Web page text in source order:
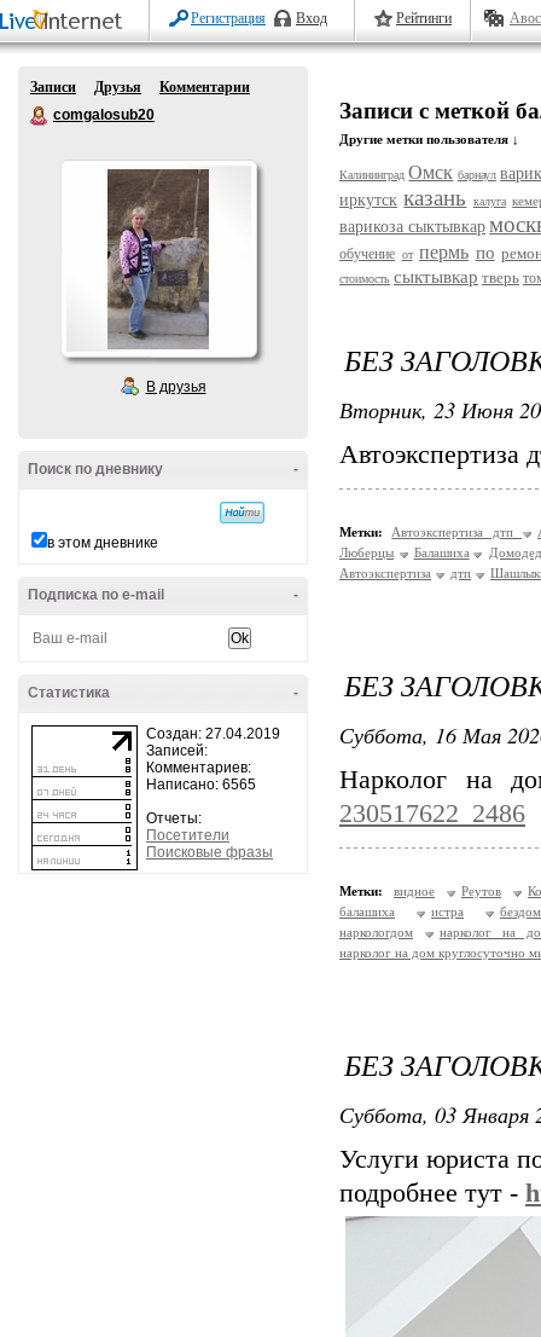
Регистрация Вход Рейтинги
Записи Друзья
Комментарии
comgalosub20
В друзья
-
Поиск по дневнику
в этом дневнике
-
Подписка по e-mail
-
Статистика
Создан: 27.04.2019
Записей:
Комментариев:
Написано: 6565
Отчеты:
Посетители
Поисковые фразы
Записи с меткой
Другие метки пользователя ↓
Калининград Омск барнаул
иркутск казань калуга
варикоза сыктывкар
обучение от пермь по
стоимость сыктывкар тверь
БЕЗ
Вторник, 23 Июня
Метки: Автоэкспертиза дтп
Люберцы
Балашиха
Автоэкспертиза
дтп
БЕЗ
Суббота, 16 Мая
Нарколог на
230517622_2486
Метки: видное Реутов
балашиха
истра
наркологдом
нарколог на
нарколог на дом круглосуточно
БЕЗ
Суббота, 03 Января
Услуги юриста
подробнее тут -